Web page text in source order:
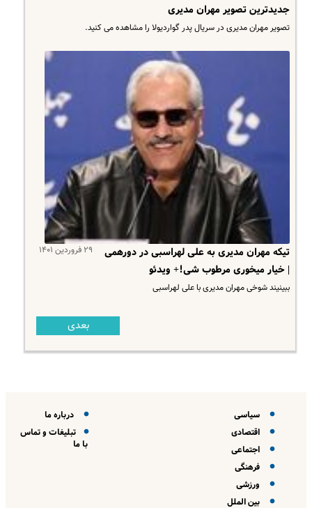
جدیدترین تصویر مهران مدیری
تصویر مهران مدیری در سریال پدر گواردیولا را مشاهده می کنید.
۲۹ فروردین ۱۴۰۱
تیکه مهران مدیری به علی لهراسبی در دورهمی
| خیار میخوری مرطوب شی!+ ویدئو
ببینیند شوخی مهران مدیری با علی لهراسبی
بعدی
سیاسی
اقتصادی
اجتماعی
فرهنگی
ورزشی
بین الملل
درباره ما
تبلیغات و تماس
با ما